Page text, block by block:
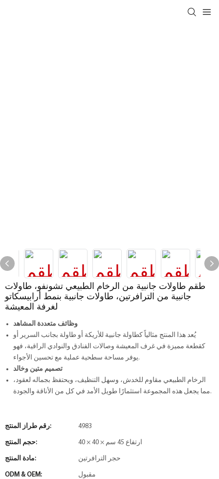
طقم طاولات جانبية من الرخام الطبيعي تشونفو، طاولات
جانبية من الترافرتين، طاولات جانبية بنمط أرابيسكاتو
لغرفة المعيشة
وظائف متعددة المشاهد
يُعد هذا المنتج مثالياً كطاولة جانبية للأريكة أو طاولة بجانب السرير أو
كقطعة مميزة في غرف المعيشة وصالات الفنادق والنوادي الراقية، فهو
يوفر مساحة سطحية عملية مع تحسين الأجواء.
تصميم متين وخالد
الرخام الطبيعي مقاوم للخدش، وسهل التنظيف، ويحتفظ بجماله لعقود،
مما يجعل هذه المجموعة استثمارًا طويل الأمد في كل من الأناقة والجودة.
رقم طراز المنتج: 4983
حجم المنتج: 40 × 40 × ارتفاع 45 سم
مادة المنتج: حجر الترافرتين
ODM & OEM: مقبول